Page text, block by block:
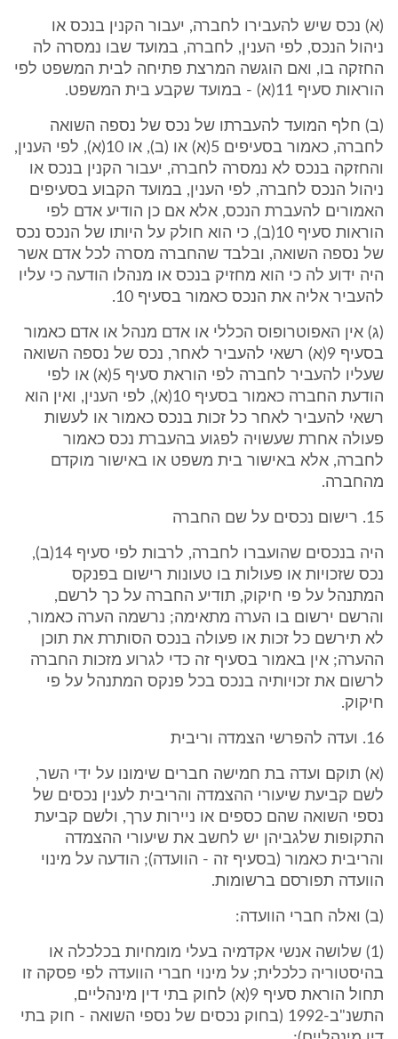
(א) נכס שיש להעבירו לחברה, יעבור הקנין בנכס או
ניהול הנכס, לפי הענין, לחברה, במועד שבו נמסרה לה
החזקה בו, ואם הוגשה המרצת פתיחה לבית המשפט לפי
הוראות סעיף 11(א) - במועד שקבע בית המשפט.
(ב) חלף המועד להעברתו של נכס של נספה השואה
לחברה, כאמור בסעיפים 5(א) או (ב), או 10(א), לפי הענין,
והחזקה בנכס לא נמסרה לחברה, יעבור הקנין בנכס או
ניהול הנכס לחברה, לפי הענין, במועד הקבוע בסעיפים
האמורים להעברת הנכס, אלא אם כן הודיע אדם לפי
הוראות סעיף 10(ב), כי הוא חולק על היותו של הנכס נכס
של נספה השואה, ובלבד שהחברה מסרה לכל אדם אשר
היה ידוע לה כי הוא מחזיק בנכס או מנהלו הודעה כי עליו
להעביר אליה את הנכס כאמור בסעיף 10.
(ג) אין האפוטרופוס הכללי או אדם מנהל או אדם כאמור
בסעיף 9(א) רשאי להעביר לאחר, נכס של נספה השואה
שעליו להעביר לחברה לפי הוראת סעיף 5(א) או לפי
הודעת החברה כאמור בסעיף 10(א), לפי הענין, ואין הוא
רשאי להעביר לאחר כל זכות בנכס כאמור או לעשות
פעולה אחרת שעשויה לפגוע בהעברת נכס כאמור
לחברה, אלא באישור בית משפט או באישור מוקדם
מהחברה.
15. רישום נכסים על שם החברה
היה בנכסים שהועברו לחברה, לרבות לפי סעיף 14(ב),
נכס שזכויות או פעולות בו טעונות רישום בפנקס
המתנהל על פי חיקוק, תודיע החברה על כך לרשם,
והרשם ירשום בו הערה מתאימה; נרשמה הערה כאמור,
לא תירשם כל זכות או פעולה בנכס הסותרת את תוכן
ההערה; אין באמור בסעיף זה כדי לגרוע מזכות החברה
לרשום את זכויותיה בנכס בכל פנקס המתנהל על פי
חיקוק.
16. ועדה להפרשי הצמדה וריבית
(א) תוקם ועדה בת חמישה חברים שימונו על ידי השר,
לשם קביעת שיעורי ההצמדה והריבית לענין נכסים של
נספי השואה שהם כספים או ניירות ערך, ולשם קביעת
התקופות שלגביהן יש לחשב את שיעורי ההצמדה
והריבית כאמור (בסעיף זה - הוועדה); הודעה על מינוי
הוועדה תפורסם ברשומות.
(ב) ואלה חברי הוועדה:
(1) שלושה אנשי אקדמיה בעלי מומחיות בכלכלה או
בהיסטוריה כלכלית; על מינוי חברי הוועדה לפי פסקה זו
תחול הוראת סעיף 9(א) לחוק בתי דין מינהליים,
התשנ"ב-1992 (בחוק נכסים של נספי השואה - חוק בתי